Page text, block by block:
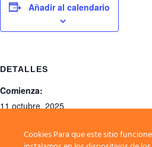
Añadir al calendario
DETALLES
Comienza:
11 octubre, 2025
12 octubre, 2025
Cookies Para que este sitio